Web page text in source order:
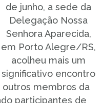
de junho, a sede da
Delegação Nossa
Senhora Aparecida,
em Porto Alegre/RS,
acolheu mais um
significativo encontro
membros da
participantes de